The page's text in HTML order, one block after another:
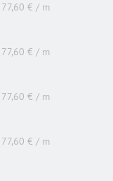
77,60 € / m
77,60 € / m
77,60 € / m
77,60 € / m